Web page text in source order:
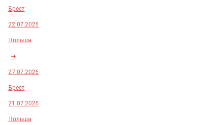
Брест
22.07.2026
Польша
➜
27.07.2026
Брест
21.07.2026
Польша